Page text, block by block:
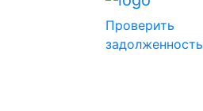
Проверить
задолженность